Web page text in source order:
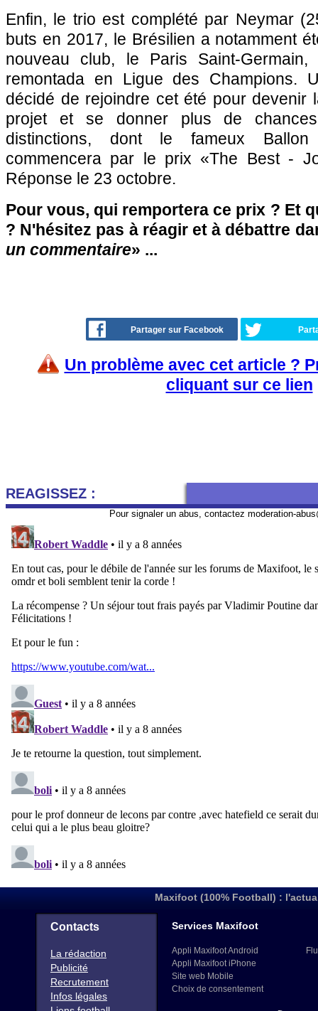
Enfin, le trio est complété par Neymar
buts en 2017, le Brésilien a notamment
nouveau club, le Paris Saint-
remontada en Ligue des Champions.
décidé de rejoindre cet été pour devenir
projet et se donner plus de
distinctions, dont le fameux
commencera par le prix «The Best -
Réponse le 23 octobre.
Pour vous, qui remportera ce prix ? Et
? N'hésitez pas à réagir et à débattre
un commentaire» ...
Partager sur Facebook
Un problème avec cet article ?
cliquant sur ce lien
REAGISSEZ :
Pour signaler un abus, contactez moderation-
Maxifoot (100% Football) :
Contacts
La rédaction
Publicité
Recrutement
Infos légales
Services Maxifoot
Appli Maxifoot Android
Appli Maxifoot iPhone
Site web Mobile
Choix de consentement